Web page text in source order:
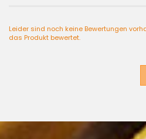
Leider sind noch keine Bewertungen
das Produkt bewertet.